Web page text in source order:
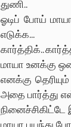
துணி..
ஓடிப் போய்
எடுக்க...
கார்த்திக்..
மாயா உனக்கு
எனக்கு
அதை பார்த்து